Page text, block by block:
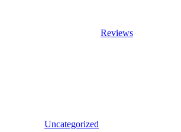
Reviews
Uncategorized